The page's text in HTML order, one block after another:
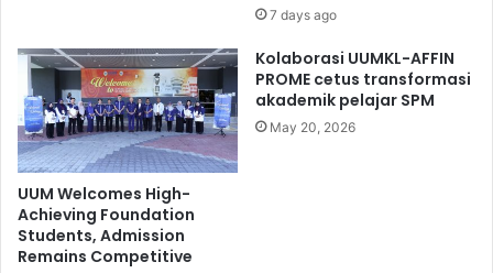
7 days ago
UUM Welcomes High-
Achieving Foundation
Students, Admission
Remains Competitive
Kolaborasi UUMKL-AFFIN
PROME cetus transformasi
akademik pelajar SPM
May 20, 2026